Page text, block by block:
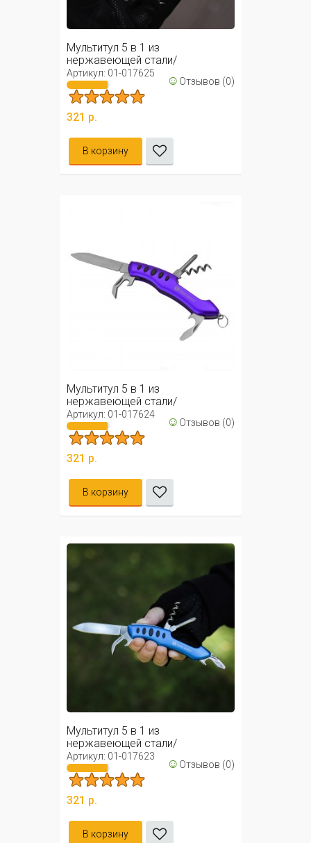
Мультитул 5 в 1 из
нержавеющей стали/
Многофункциональный ...
Артикул: 01-017625 ☺ Отзывов (0)
321 р.
В корзину
Мультитул 5 в 1 из
нержавеющей стали/
Многофункциональный ...
Артикул: 01-017624 ☺ Отзывов (0)
321 р.
В корзину
Мультитул 5 в 1 из
нержавеющей стали/
Многофункциональный ...
Артикул: 01-017623 ☺ Отзывов (0)
321 р.
В корзину